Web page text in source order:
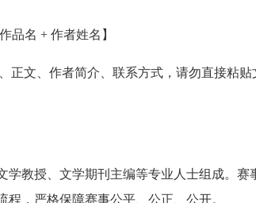
品名 + 作者姓名】
正文、作者简介、联系方式，请勿直接粘贴
学教授、文学期刊主编等专业人士组成。赛
，严格保障赛事公平、公正、公开。